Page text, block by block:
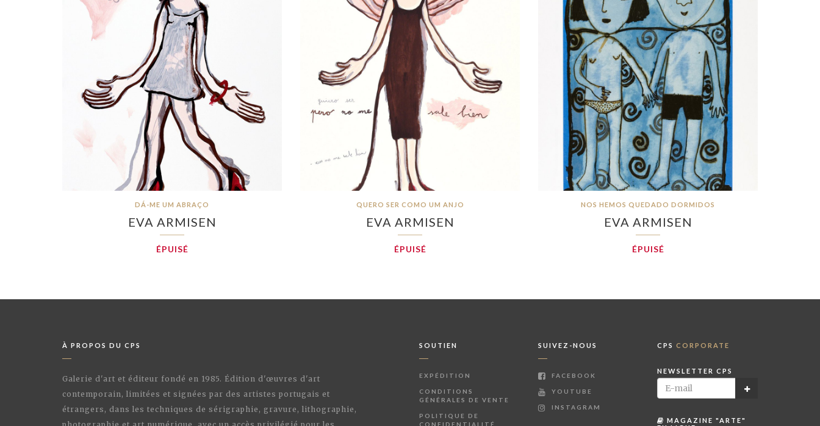
DÁ-ME UM ABRAÇO
EVA ARMISEN
ÉPUISÉ
QUERO SER COMO UM ANJO
EVA ARMISEN
ÉPUISÉ
NOS HEMOS QUEDADO DORMIDOS
EVA ARMISEN
ÉPUISÉ
À PROPOS DU CPS
Galerie d'art et éditeur fondé en 1985. Édition d'œuvres d'art
contemporain, limitées et signées par des artistes portugais et
étrangers, dans les techniques de sérigraphie, gravure, lithographie,
SOUTIEN
EXPÉDITION
CONDITIONS
GÉNÉRALES DE VENTE
POLITIQUE DE
CONFIDENTIALITÉ
SUIVEZ-NOUS
FACEBOOK
YOUTUBE
INSTAGRAM
CPS CORPORATE
NEWSLETTER CPS
MAGAZINE "ARTE"